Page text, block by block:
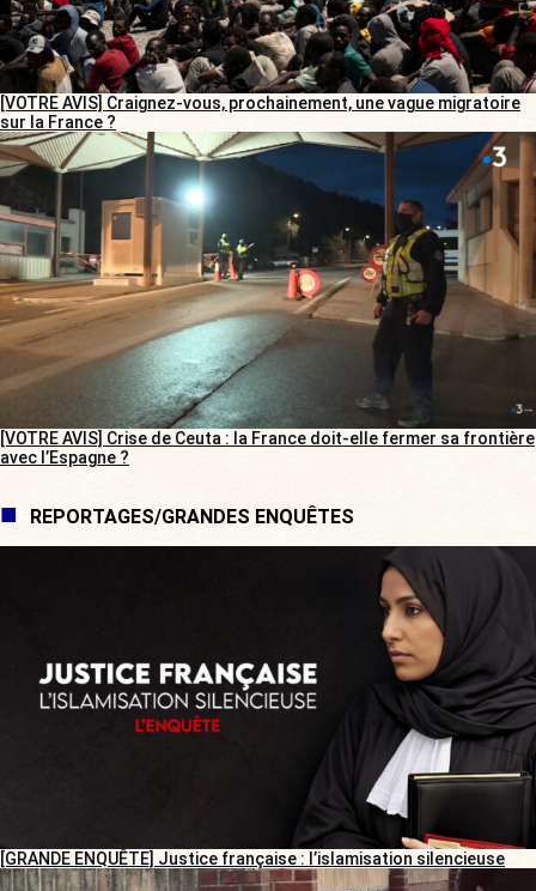
[VOTRE AVIS] Craignez-vous, prochainement, une vague migratoire
sur la France ?
[VOTRE AVIS] Crise de Ceuta : la France doit-elle fermer sa frontière
avec l’Espagne ?
REPORTAGES/GRANDES ENQUÊTES
[GRANDE ENQUÊTE] Justice française : l’islamisation silencieuse